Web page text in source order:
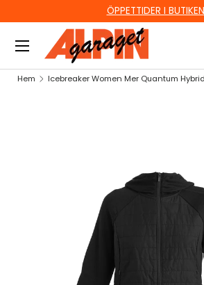
HOPPA TILL INNEHÅLL
ÖPPETTIDER I BUTIKEN
Sök
Sök
Hem Icebreaker Women Mer Quantum